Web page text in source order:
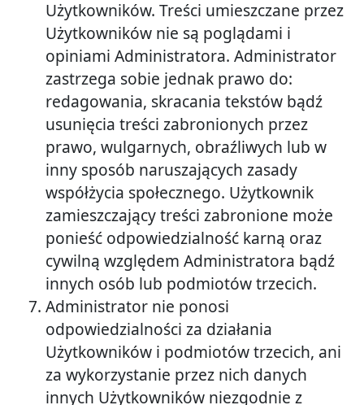
Użytkowników. Treści umieszczane przez
Użytkowników nie są poglądami i
opiniami Administratora. Administrator
zastrzega sobie jednak prawo do:
redagowania, skracania tekstów bądź
usunięcia treści zabronionych przez
prawo, wulgarnych, obraźliwych lub w
inny sposób naruszających zasady
współżycia społecznego. Użytkownik
zamieszczający treści zabronione może
ponieść odpowiedzialność karną oraz
cywilną względem Administratora bądź
innych osób lub podmiotów trzecich.
Administrator nie ponosi
odpowiedzialności za działania
Użytkowników i podmiotów trzecich, ani
za wykorzystanie przez nich danych
innych Użytkowników niezgodnie z